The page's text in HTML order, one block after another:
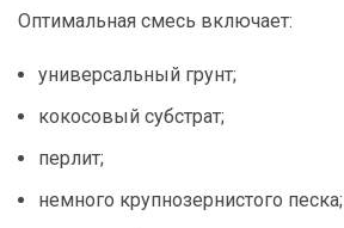
Оптимальная смесь включает:
универсальный грунт;
кокосовый субстрат;
перлит;
немного крупнозернистого песка;